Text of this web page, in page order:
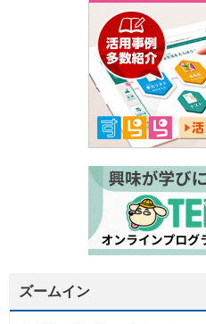
ズームイン